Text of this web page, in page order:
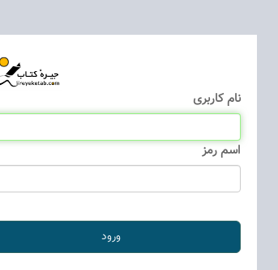
نام كاربری
اسم رمز